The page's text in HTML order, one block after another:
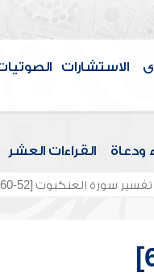
الاستشارات الصوتيات
ودعاة القراءات العشر
تفسير سورة العنكبوت [52-60]